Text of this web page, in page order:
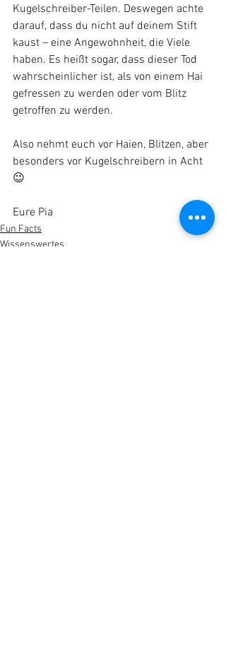
Kugelschreiber-Teilen. Deswegen achte
darauf, dass du nicht auf deinem Stift
kaust – eine Angewohnheit, die Viele
haben. Es heißt sogar, dass dieser Tod
wahrscheinlicher ist, als von einem Hai
gefressen zu werden oder vom Blitz
getroffen zu werden.
Also nehmt euch vor Haien, Blitzen, aber
besonders vor Kugelschreibern in Acht
😉
Eure Pia
Fun Facts
Wissenswertes